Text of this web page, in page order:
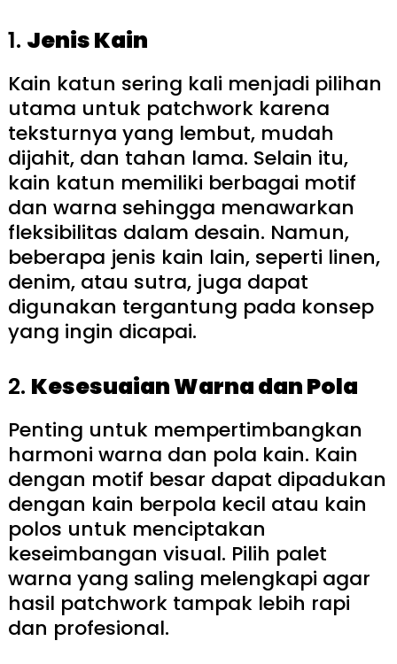
1. Jenis Kain
Kain katun sering kali menjadi pilihan
utama untuk patchwork karena
teksturnya yang lembut, mudah
dijahit, dan tahan lama. Selain itu,
kain katun memiliki berbagai motif
dan warna sehingga menawarkan
fleksibilitas dalam desain. Namun,
beberapa jenis kain lain, seperti linen,
denim, atau sutra, juga dapat
digunakan tergantung pada konsep
yang ingin dicapai.
2. Kesesuaian Warna dan Pola
Penting untuk mempertimbangkan
harmoni warna dan pola kain. Kain
dengan motif besar dapat dipadukan
dengan kain berpola kecil atau kain
polos untuk menciptakan
keseimbangan visual. Pilih palet
warna yang saling melengkapi agar
hasil patchwork tampak lebih rapi
dan profesional.